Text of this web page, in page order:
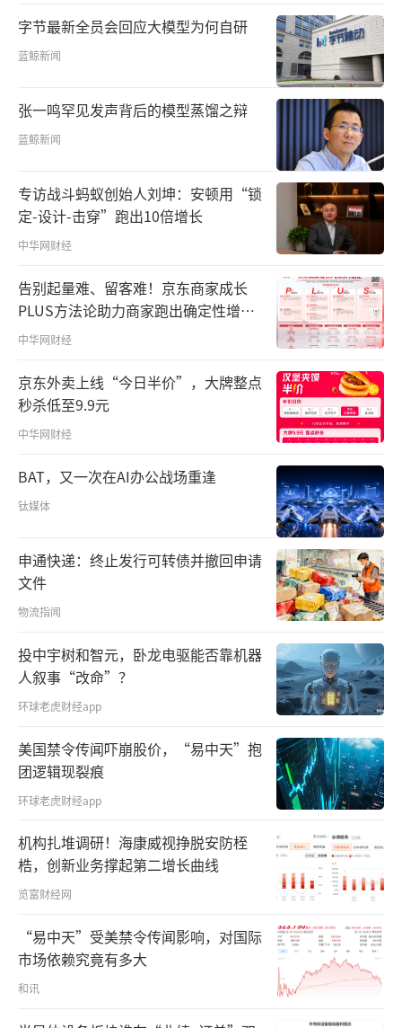
字节最新全员会回应大模型为何自研
蓝鲸新闻
张一鸣罕见发声背后的模型蒸馏之辩
蓝鲸新闻
专访战斗蚂蚁创始人刘坤：安顿用“锁
定-设计-击穿”跑出10倍增长
中华网财经
告别起量难、留客难！京东商家成长
PLUS方法论助力商家跑出确定性增长
路径
中华网财经
京东外卖上线“今日半价”，大牌整点
秒杀低至9.9元
中华网财经
BAT，又一次在AI办公战场重逢
钛媒体
申通快递：终止发行可转债并撤回申请
文件
物流指闻
投中宇树和智元，卧龙电驱能否靠机器
人叙事“改命”？
环球老虎财经app
美国禁令传闻吓崩股价，“易中天”抱
团逻辑现裂痕
环球老虎财经app
机构扎堆调研！海康威视挣脱安防桎
梏，创新业务撑起第二增长曲线
览富财经网
“易中天”受美禁令传闻影响，对国际
市场依赖究竟有多大
和讯